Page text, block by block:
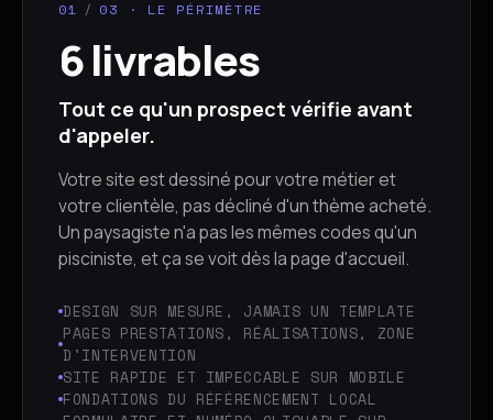
01 / 03 · LE PÉRIMÈTRE
6 livrables
Tout ce qu'un prospect vérifie avant
d'appeler.
Votre site est dessiné pour votre métier et
votre clientèle, pas décliné d'un thème acheté.
Un paysagiste n'a pas les mêmes codes qu'un
pisciniste, et ça se voit dès la page d'accueil.
DESIGN SUR MESURE, JAMAIS UN TEMPLATE
PAGES PRESTATIONS, RÉALISATIONS, ZONE
D'INTERVENTION
SITE RAPIDE ET IMPECCABLE SUR MOBILE
FONDATIONS DU RÉFÉRENCEMENT LOCAL